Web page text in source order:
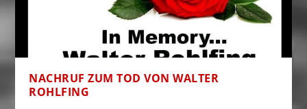
NACHRUF ZUM TOD VON WALTER
ROHLFING